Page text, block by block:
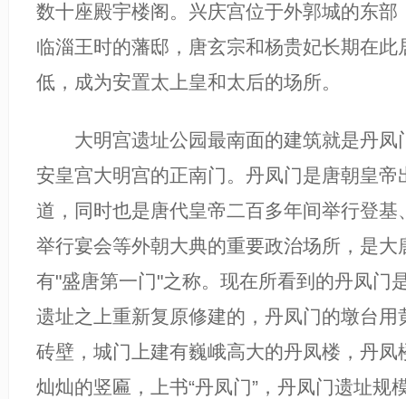
数十座殿宇楼阁。兴庆宫位于外郭城的东部
临淄王时的藩邸，唐玄宗和杨贵妃长期在此
低，成为安置太上皇和太后的场所。
大明宫遗址公园最南面的建筑就是丹凤
安皇宫大明宫的正南门。丹凤门是唐朝皇帝
道，同时也是唐代皇帝二百多年间举行登基
举行宴会等外朝大典的重要政治场所，是大
有"盛唐第一门"之称。现在所看到的丹凤门
遗址之上重新复原修建的，丹凤门的墩台用
砖壁，城门上建有巍峨高大的丹凤楼，丹凤
灿灿的竖匾，上书“丹凤门”，丹凤门遗址规